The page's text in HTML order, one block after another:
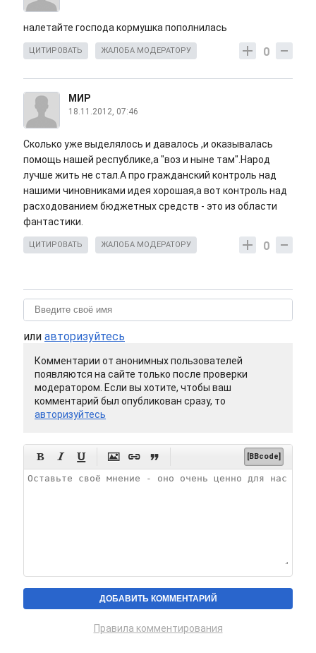
налетайте господа кормушка пополнилась
0
ЦИТИРОВАТЬ ЖАЛОБА МОДЕРАТОРУ
МИР
18.11.2012, 07:46
Сколько уже выделялось и давалось ,и оказывалась
помощь нашей республике,а "воз и ныне там".Народ
лучше жить не стал.А про гражданский контроль над
нашими чиновниками идея хорошая,а вот контроль над
расходованием бюджетных средств - это из области
фантастики.
0
ЦИТИРОВАТЬ ЖАЛОБА МОДЕРАТОРУ
или авторизуйтесь
Комментарии от анонимных пользователей
появляются на сайте только после проверки
модератором. Если вы хотите, чтобы ваш
комментарий был опубликован сразу, то
авторизуйтесь
      [BBcode]
Правила комментирования